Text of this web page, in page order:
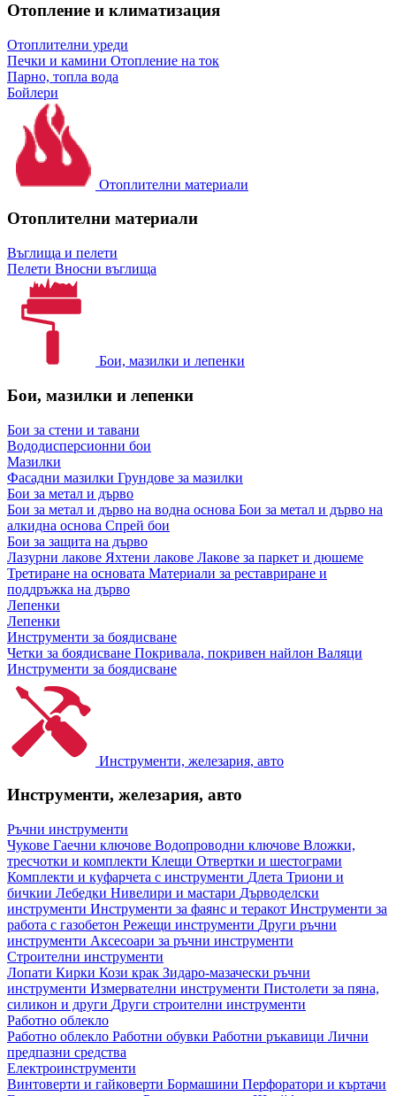
Отопление и климатизация
Отоплителни уреди
Печки и камини Отопление на ток
Парно, топла вода
Бойлери
Отоплителни материали
Отоплителни материали
Въглища и пелети
Пелети Вносни въглища
Бои, мазилки и лепенки
Бои, мазилки и лепенки
Бои за стени и тавани
Вододисперсионни бои
Мазилки
Фасадни мазилки Грундове за мазилки
Бои за метал и дърво
Бои за метал и дърво на водна основа Бои за метал и дърво на
алкидна основа Спрей бои
Бои за защита на дърво
Лазурни лакове Яхтени лакове Лакове за паркет и дюшеме
Третиране на основата Материали за реставриране и
поддръжка на дърво
Лепенки
Лепенки
Инструменти за боядисване
Четки за боядисване Покривала, покривен найлон Валяци
Инструменти за боядисване
Инструменти, железария, авто
Инструменти, железария, авто
Ръчни инструменти
Чукове Гаечни ключове Водопроводни ключове Вложки,
тресчотки и комплекти Клещи Отвертки и шестограми
Комплекти и куфарчета с инструменти Длета Триони и
бичкии Лебедки Нивелири и мастари Дърводелски
инструменти Инструменти за фаянс и теракот Инструменти за
работа с газобетон Режещи инструменти Други ръчни
инструменти Аксесоари за ръчни инструменти
Строителни инструменти
Лопати Кирки Кози крак Зидаро-мазачески ръчни
инструменти Измервателни инструменти Пистолети за пяна,
силикон и други Други строителни инструменти
Работно облекло
Работно облекло Работни обувки Работни ръкавици Лични
предпазни средства
Електроинструменти
Винтоверти и гайковерти Бормашини Перфоратори и къртачи